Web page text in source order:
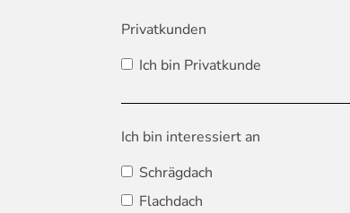
Privatkunden
Ich bin Privatkunde
Ich bin interessiert an
Schrägdach
Flachdach